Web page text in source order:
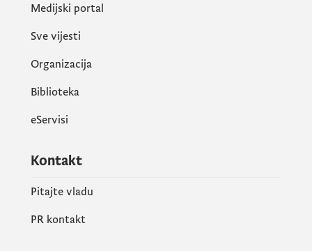
Medijski portal
Sve vijesti
Organizacija
Biblioteka
eServisi
Kontakt
Pitajte vladu
PR kontakt